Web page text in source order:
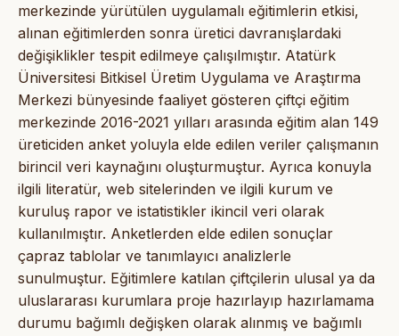
merkezinde yürütülen uygulamalı eğitimlerin etkisi,
alınan eğitimlerden sonra üretici davranışlardaki
değişiklikler tespit edilmeye çalışılmıştır. Atatürk
Üniversitesi Bitkisel Üretim Uygulama ve Araştırma
Merkezi bünyesinde faaliyet gösteren çiftçi eğitim
merkezinde 2016-2021 yılları arasında eğitim alan 149
üreticiden anket yoluyla elde edilen veriler çalışmanın
birincil veri kaynağını oluşturmuştur. Ayrıca konuyla
ilgili literatür, web sitelerinden ve ilgili kurum ve
kuruluş rapor ve istatistikler ikincil veri olarak
kullanılmıştır. Anketlerden elde edilen sonuçlar
çapraz tablolar ve tanımlayıcı analizlerle
sunulmuştur. Eğitimlere katılan çiftçilerin ulusal ya da
uluslararası kurumlara proje hazırlayıp hazırlamama
durumu bağımlı değişken olarak alınmış ve bağımlı